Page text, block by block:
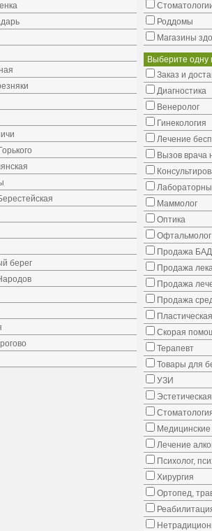
берег
Роддомы
Магазины
Выберите одну
Заказ и
Диагностика
Венеролог
Гинекология
Лечение
Вызов врача
Маммолог
Оптика
Офтальмолог
Продажа
Продажа
Продажа
Продажа
Скорая
Терапевт
Товары для
УЗИ
Медицинские
Лечение
Психолог,
Хирургия
Ортопед,